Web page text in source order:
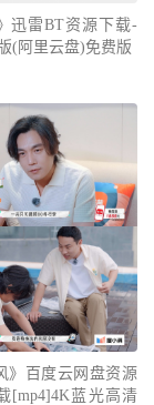
迅雷BT资源下载-
(阿里云盘)免费版
》百度云网盘资源
[mp4]4K蓝光高清